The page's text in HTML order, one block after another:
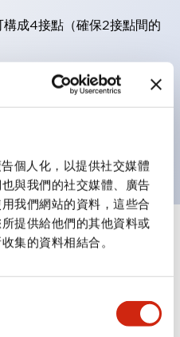
個人化，以提供社交媒體
與我們的社交媒體、廣告
我們網站的資料，這些合
提供給他們的其他資料或
集的資料相結合。
成4接點（確保2接點間的
點塊）、59.9mm（※22段
。